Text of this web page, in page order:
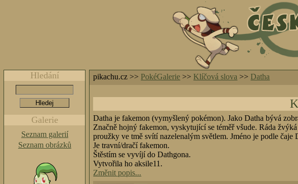
pikachu.cz >>PokéGalerie >>Klíčová slova >>Datha
Datha je fakemon (vymyšlený pokémon). Jako Datha bývá
Značně hojný fakemon, vyskytující se téměř všude. Ráda
proužky ve tmě svítí nazelenalým světlem. Jméno je podle čaje
Je travní/dračí fakemon.
Štěstím se vyvíjí do Dathgona.
Vytvořila ho aksile11.
Změnit popis...
Hledání
Galerie
Seznam galerií
Seznam obrázků